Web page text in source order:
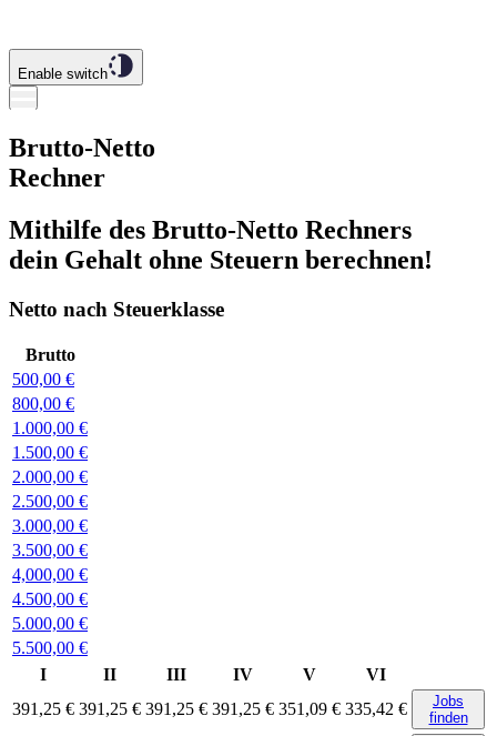
Enable switch
Brutto-Netto
Rechner
Mithilfe des Brutto-Netto Rechners
dein Gehalt ohne Steuern berechnen!
Netto nach Steuerklasse
Brutto
500,00 €
800,00 €
1.000,00 €
1.500,00 €
2.000,00 €
2.500,00 €
3.000,00 €
3.500,00 €
4,000,00 €
4.500,00 €
5.000,00 €
5.500,00 €
I
II III IV V
VI
391,25 € 391,25 € 391,25 € 391,25 € 351,09 € 335,42 €
Jobs
finden